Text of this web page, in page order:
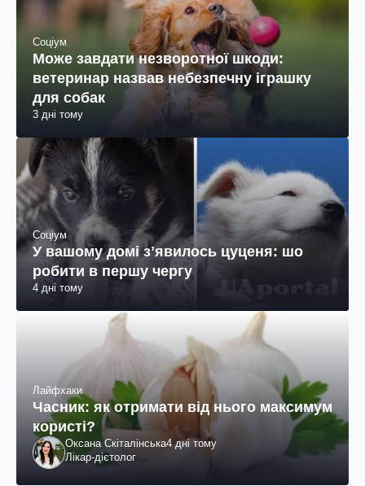
Соціум
Може завдати незворотної шкоди:
ветеринар назвав небезпечну іграшку
для собак
3 дні тому
Соціум
У вашому домі зʼявилось цуценя: шо
робити в першу чергу
4 дні тому
Лайфхаки
Часник: як отримати від нього максимум
користі?
Оксана Скіталінська4 дні тому
Лікар-дієтолог